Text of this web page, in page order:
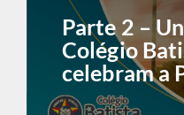
Parte 2 –
Colégio
celebram a